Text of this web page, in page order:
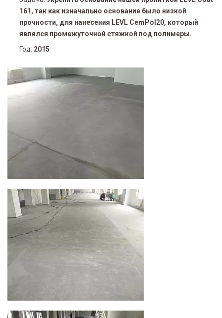
161, так как изначально основание было низкой
прочности, для нанесения LEVL CemPol20, который
являлся промежуточной стяжкой под полимеры.
Год: 2015